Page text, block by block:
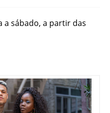
a sábado, a partir das